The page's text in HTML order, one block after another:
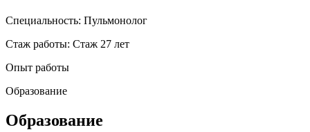
Специальность: Пульмонолог
Стаж работы: Стаж 27 лет
Опыт работы
Образование
Образование